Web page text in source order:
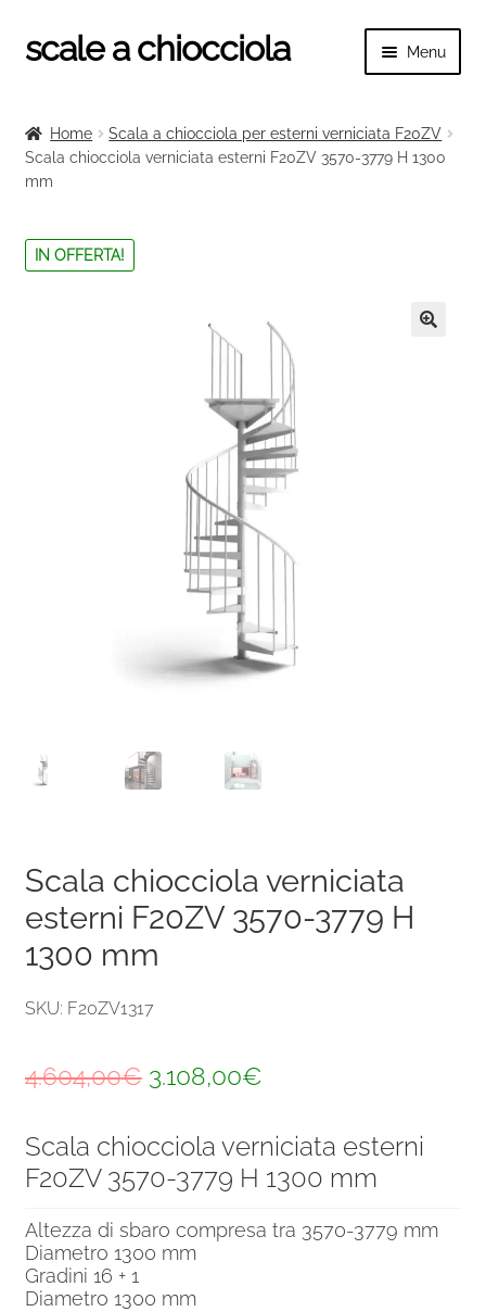
Vai
alla
Vai
al
scale a chiocciola Menu
il
menu
Tutte le scale
Ringhiere e balaustre
menu
Home
Scala a chiocciola per esterni verniciata F20ZV
Scala chiocciola verniciata esterni F20ZV 3570-3779 H 1300
mm
IN OFFERTA!
Scala chiocciola verniciata
esterni F20ZV 3570-3779 H
1300 mm
SKU: F20ZV1317
4.604,00€ Il
originale
era:
4.604,00€.
3.108,00€Il
attuale
è:
3.108,00€.
Scala chiocciola verniciata esterni
F20ZV 3570-3779 H 1300 mm
Altezza di sbaro compresa tra 3570-3779 mm
Diametro 1300 mm
Gradini 16 + 1
Diametro 1300 mm